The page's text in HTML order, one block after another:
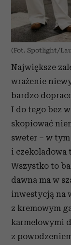
(Fot. Spotlight/
Największe
wrażenie
bardzo
I do tego bez
skopiować
sweter – w
i czekoladowa
Wszystko to
dawna ma w
inwestycją na
z kremowym
karmelowymi
z